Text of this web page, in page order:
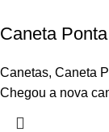
Caneta
Canetas, Caneta
Chegou a nova